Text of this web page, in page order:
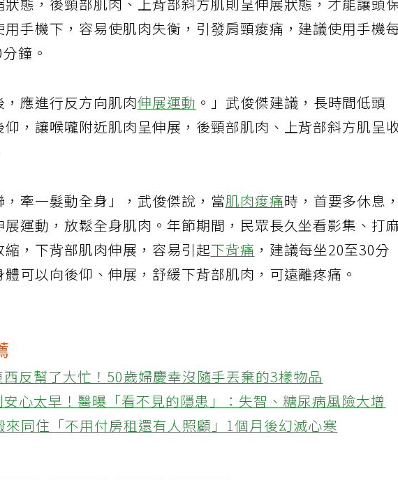
態，後頸部肌肉、上背部斜方肌則呈伸展狀態，才能讓頭
手機下，容易使肌肉失衡，引發肩頸痠痛，建議使用手機
鐘。
，應進行反方向肌肉伸展運動 。」武俊傑建議，長時間低頭
，讓喉嚨附近肌肉呈伸展，後頸部肌肉、上背部斜方肌呈
，牽一髮動全身」，武俊傑說，當肌肉痠痛時，首要多休息，
運動，放鬆全身肌肉。年節期間，民眾長久坐看影集、打
縮，下背部肌肉伸展，容易引起下背痛 ，建議每坐20至30分
可以向後仰、伸展，舒緩下背部肌肉，可遠離疼痛。
反幫了大忙！50歲婦慶幸沒隨手丟棄的3樣物品
心太早！醫曝「看不見的隱患」：失智、糖尿病風險大增
同住「不用付房租還有人照顧」1個月後幻滅心寒